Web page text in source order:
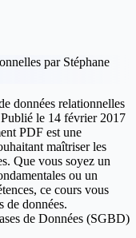
par Stéphane
données relationnelles
le 14 février 2017
PDF est une
maîtriser les
Que vous soyez un
ou un
ce cours vous
de données.
de Données (SGBD)